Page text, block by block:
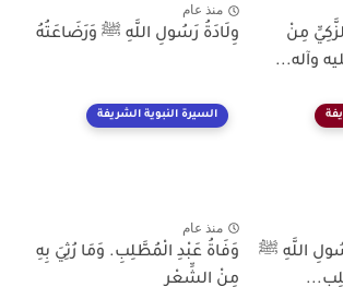
مِنْ
وآله...
منذ عام
وِلَادَةُ رَسُولِ اللَّهِ ﷺ وَرَضَاعَتُهُ
اللَّهِ ﷺ
السيرة النبوية الشريفة
منذ عام
وَفَاةُ عَبْدِ الْمُطَّلِبِ. وَمَا رُثِيَ بِهِ
مِنْ الشِّعْرِ